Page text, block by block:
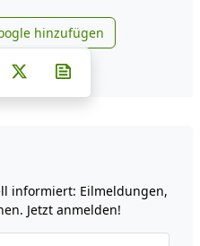
zu Google
hinzufügen
Facebook
Teilen auf Whatsapp
Teilen auf Telegram
Pinterest
E-Mail teilen
Post auf X
informiert: Eilmeldungen,
Jetzt anmelden!